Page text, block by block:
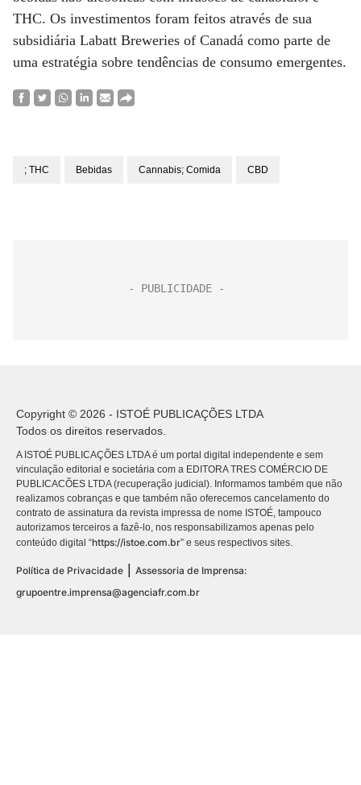
THC. Os investimentos foram feitos através de sua
subsidiária Labatt Breweries of Canadá como parte de
uma estratégia sobre tendências de consumo emergentes.
; THC Bebidas Cannabis; Comida CBD
Copyright © 2026 - ISTOÉ PUBLICAÇÕES LTDA
Todos os direitos reservados.
A ISTOÉ PUBLICAÇÕES LTDA é um portal digital independente e sem
vinculação editorial e societária com a EDITORA TRES COMÉRCIO DE
PUBLICACÕES LTDA (recuperação judicial). Informamos também que não
realizamos cobranças e que também não oferecemos cancelamento do
contrato de assinatura da revista impressa de nome ISTOÉ, tampouco
autorizamos terceiros a fazê-lo, nos responsabilizamos apenas pelo
conteúdo digital “https://istoe.com.br” e seus respectivos sites.
Política de Privacidade
Assessoria de Imprensa:
grupoentre.imprensa@agenciafr.com.br